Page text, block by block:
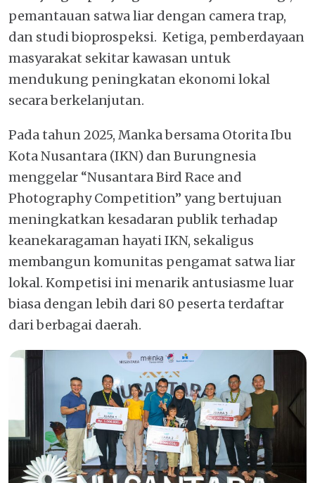
pemantauan satwa liar dengan camera trap,
dan studi bioprospeksi. Ketiga, pemberdayaan
masyarakat sekitar kawasan untuk
mendukung peningkatan ekonomi lokal
secara berkelanjutan.
Pada tahun 2025, Manka bersama Otorita Ibu
Kota Nusantara (IKN) dan Burungnesia
menggelar “Nusantara Bird Race and
Photography Competition” yang bertujuan
meningkatkan kesadaran publik terhadap
keanekaragaman hayati IKN, sekaligus
membangun komunitas pengamat satwa liar
lokal. Kompetisi ini menarik antusiasme luar
biasa dengan lebih dari 80 peserta terdaftar
dari berbagai daerah.